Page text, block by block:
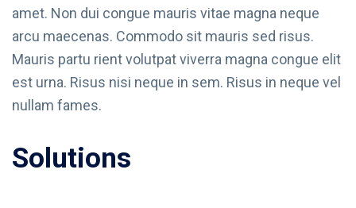
amet. Non dui congue mauris vitae magna neque
arcu maecenas. Commodo sit mauris sed risus.
Mauris partu rient volutpat viverra magna congue elit
est urna. Risus nisi neque in sem. Risus in neque vel
nullam fames.
Solutions